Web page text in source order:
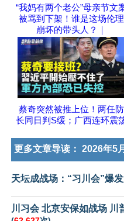
“我妈有两个老公”母亲节文
被骂到下架！谁是这场伦理
崩坏的带头人？｜
蔡奇突然被推上位！两任防
长同日判S缓；广西连环震
更多文章导读： 2026年5
天坛成战场：“习川会”爆
川习会 北京安保如战场 川